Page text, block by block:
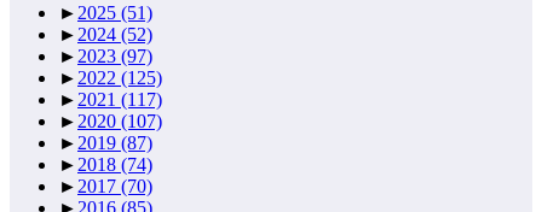
► 2025 (51)
► 2024 (52)
► 2023 (97)
► 2022 (125)
► 2021 (117)
► 2020 (107)
► 2019 (87)
► 2018 (74)
► 2017 (70)
► 2016 (85)